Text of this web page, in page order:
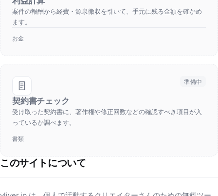
案件の報酬から経費・源泉徴収を引いて、手元に残る金額を確かめ
ます。
お金
準備中
契約書チェック
受け取った契約書に、著作権や修正回数などの確認すべき項目が入
っているか調べます。
書類
このサイトについて